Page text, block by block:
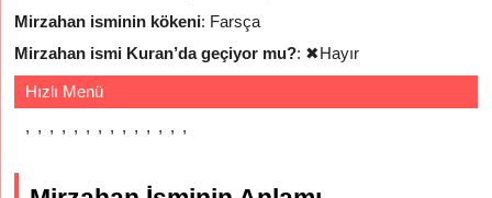
Mirzahan isminin kökeni: Farsça
Mirzahan ismi Kuran’da geçiyor mu?: ✖Hayır
Hızlı Menü